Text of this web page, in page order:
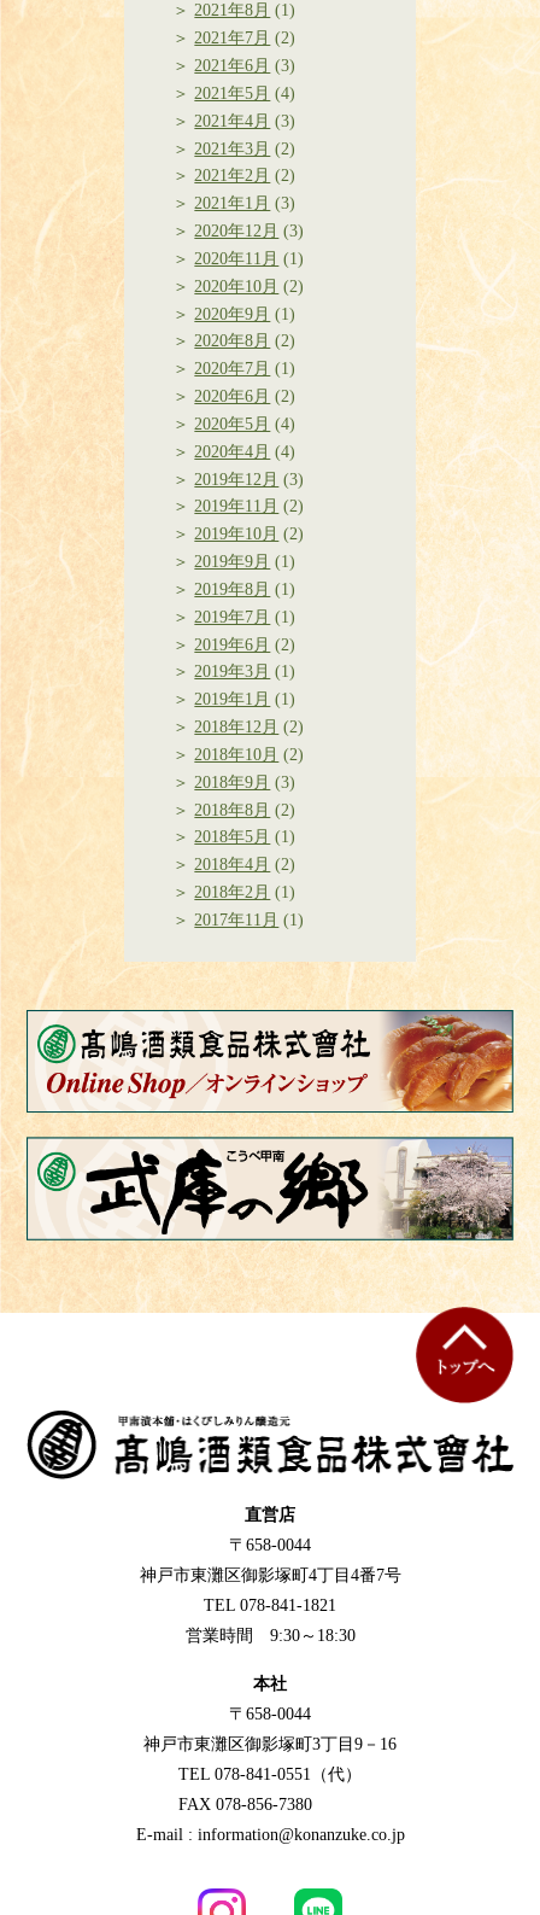
2021年8月 (1)
2021年7月 (2)
2021年6月 (3)
2021年5月 (4)
2021年4月 (3)
2021年3月 (2)
2021年2月 (2)
2021年1月 (3)
2020年12月 (3)
2020年11月 (1)
2020年10月 (2)
2020年9月 (1)
2020年8月 (2)
2020年7月 (1)
2020年6月 (2)
2020年5月 (4)
2020年4月 (4)
2019年12月 (3)
2019年11月 (2)
2019年10月 (2)
2019年9月 (1)
2019年8月 (1)
2019年7月 (1)
2019年6月 (2)
2019年3月 (1)
2019年1月 (1)
2018年12月 (2)
2018年10月 (2)
2018年9月 (3)
2018年8月 (2)
2018年5月 (1)
2018年4月 (2)
2018年2月 (1)
2017年11月 (1)
直営店
〒658-0044
神戸市東灘区御影塚町4丁目4番7号
TEL 078-841-1821
営業時間 9:30～18:30
本社
〒658-0044
神戸市東灘区御影塚町3丁目9－16
TEL 078-841-0551（代）
FAX 078-856-7380
E-mail : information@konanzuke.co.jp